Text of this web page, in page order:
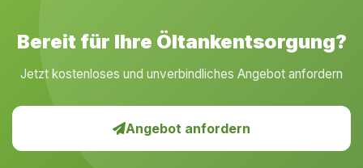
Bereit für Ihre Öltankentsorgung?
Jetzt kostenloses und unverbindliches Angebot anfordern
Angebot anfordern